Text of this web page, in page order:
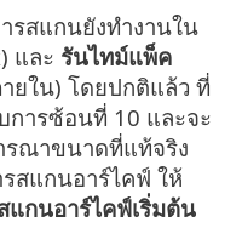
รสแกนยังทำงานใน
และ รันไทม์แพ็ค
ยใน) โดยปกติแล้ว ที่
การซ้อนที่ 10 และจะ
รณาขนาดที่แท้จริง
สแกนอาร์ไคฟ์ ให้
แกนอาร์ไคฟ์เริ่มต้น